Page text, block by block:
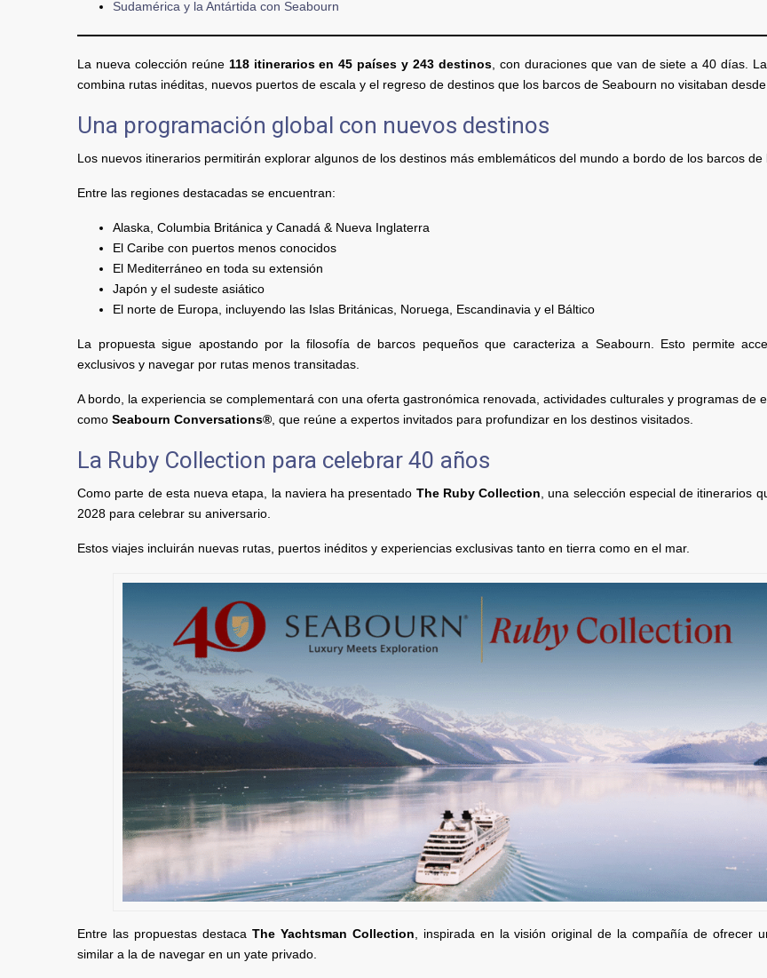
Sudamérica y la Antártida con Seabourn
La nueva colección reúne 118 itinerarios en 45 países y 243 destinos , con duraciones que van de siete a 40 días.
combina rutas inéditas, nuevos puertos de escala y el regreso de destinos que los barcos de Seabourn no visitaban desde
Una programación global con nuevos destinos
Los nuevos itinerarios permitirán explorar algunos de los destinos más emblemáticos del mundo a bordo de los barcos de
Entre las regiones destacadas se encuentran:
Alaska, Columbia Británica y Canadá & Nueva Inglaterra
El Caribe con puertos menos conocidos
El Mediterráneo en toda su extensión
Japón y el sudeste asiático
El norte de Europa, incluyendo las Islas Británicas, Noruega, Escandinavia y el Báltico
La propuesta sigue apostando por la filosofía de barcos pequeños que caracteriza a Seabourn. Esto permite
exclusivos y navegar por rutas menos transitadas.
A bordo, la experiencia se complementará con una oferta gastronómica renovada, actividades culturales y programas de
como Seabourn Conversations® , que reúne a expertos invitados para profundizar en los destinos visitados.
La Ruby Collection para celebrar 40 años
Como parte de esta nueva etapa, la naviera ha presentado The Ruby Collection , una selección especial de itinerarios
2028 para celebrar su aniversario.
Estos viajes incluirán nuevas rutas, puertos inéditos y experiencias exclusivas tanto en tierra como en el mar.
Entre las propuestas destaca The Yachtsman Collection, inspirada en la visión original de la compañía de ofrecer
similar a la de navegar en un yate privado.